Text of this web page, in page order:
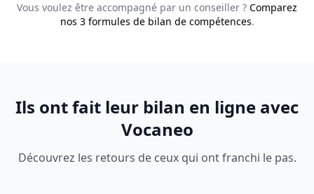
Vous voulez être accompagné par un conseiller ? Comparez
nos 3 formules de bilan de compétences.
Ils ont fait leur bilan en ligne avec
Vocaneo
Découvrez les retours de ceux qui ont franchi le pas.